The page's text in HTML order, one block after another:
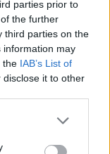
parties prior to
the further
third parties on the
information may
the IAB’s List of
it to other